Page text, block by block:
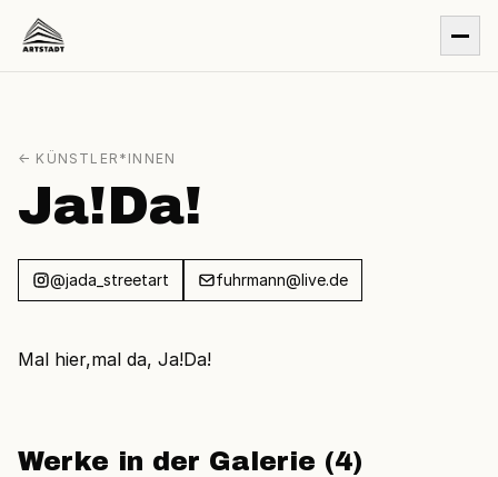
← KÜNSTLER*INNEN
Ja!Da!
@jada_streetart fuhrmann@live.de
Mal hier,mal da, Ja!Da!
Werke in der Galerie (4)